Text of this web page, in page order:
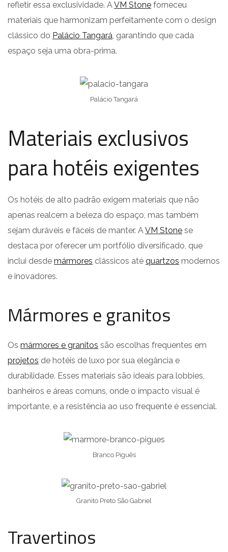
refletir essa exclusividade. AVM Stone forneceu
materiais que harmonizam perfeitamente com o design
clássico do Palácio Tangará, garantindo que cada
espaço seja uma obra-prima.
Palácio Tangará
Materiais exclusivos
para hotéis exigentes
Os hotéis de alto padrão exigem materiais que não
apenas realcem a beleza do espaço, mas também
sejam duráveis e fáceis de manter. AVM Stone se
destaca por oferecer um portfólio diversificado, que
inclui desde mármores clássicos até quartzos modernos
e inovadores.
Mármores e granitos
Os mármores e granitos são escolhas frequentes em
projetos de hotéis de luxo por sua elegância e
durabilidade. Esses materiais são ideais para lobbies,
banheiros e áreas comuns, onde o impacto visual é
importante, e a resistência ao uso frequente é essencial.
Branco Piguês
Granito Preto São Gabriel
Travertinos